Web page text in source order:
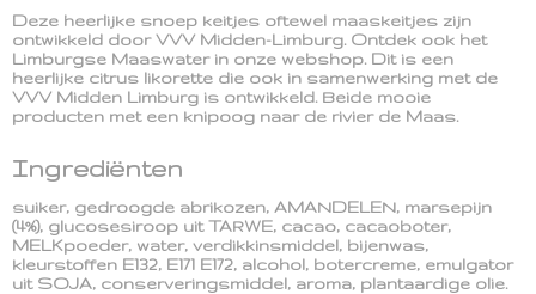
Deze heerlijke snoep keitjes oftewel maaskeitjes zijn
ontwikkeld door VVV Midden-Limburg. Ontdek ook het
Limburgse Maaswater in onze webshop. Dit is een
heerlijke citrus likorette die ook in samenwerking met de
VVV Midden Limburg is ontwikkeld. Beide mooie
producten met een knipoog naar de rivier de Maas.
Ingrediënten
suiker, gedroogde abrikozen, AMANDELEN, marsepijn
(4%), glucosesiroop uit TARWE, cacao, cacaoboter,
MELKpoeder, water, verdikkinsmiddel, bijenwas,
kleurstoffen E132, E171 E172, alcohol, botercreme, emulgator
uit SOJA, conserveringsmiddel, aroma, plantaardige olie.